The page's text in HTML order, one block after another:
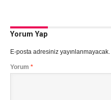
Yorum Yap
E-posta adresiniz yayınlanmayacak.
Yorum *